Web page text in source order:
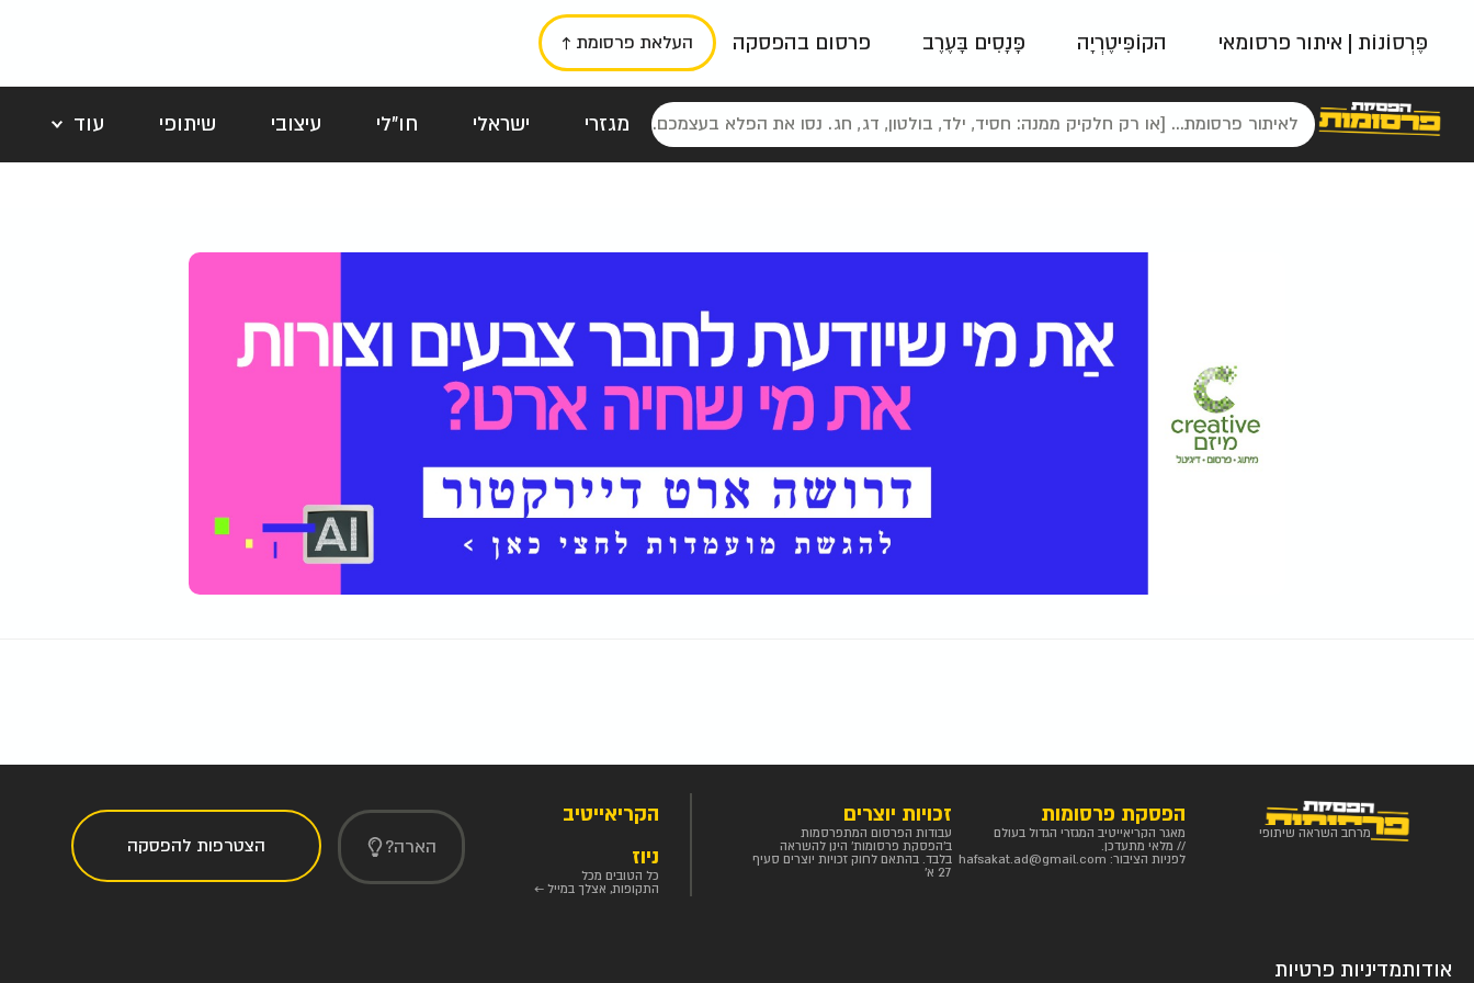
פֶּרְסוֹנוֹת | איתור פרסומאי הקוֹפִּיטֶרְיָה פָּנָסִים בָּעֶרֶב פרסום בהפסקה העלאת פרסומת ↑
מגזרי ישראלי חו"לי עיצובי שיתופי
עוד
פאשן
ניינטיז נוסטלגי כרזות טיפוגרפי
מרחב השראה שיתופי
הפסקת פרסומות
מאגר הקריאייטיב המגזרי הגדול בעולם
// מלאי מתעדכן.
לפניות הציבור: hafsakat.ad@gmail.com
זכויות יוצרים
עבודות הפרסום המתפרסמות
ב'הפסקת פרסומות' הינן להשראה
בלבד. בהתאם לחוק זכויות יוצרים סעיף
27 א'
הקריאייטיב
ניוז
כל הטובים מכל
התקופות, אצלך במייל ←
הארה? הצטרפות להפסקה
אודותמדיניות פרטיות